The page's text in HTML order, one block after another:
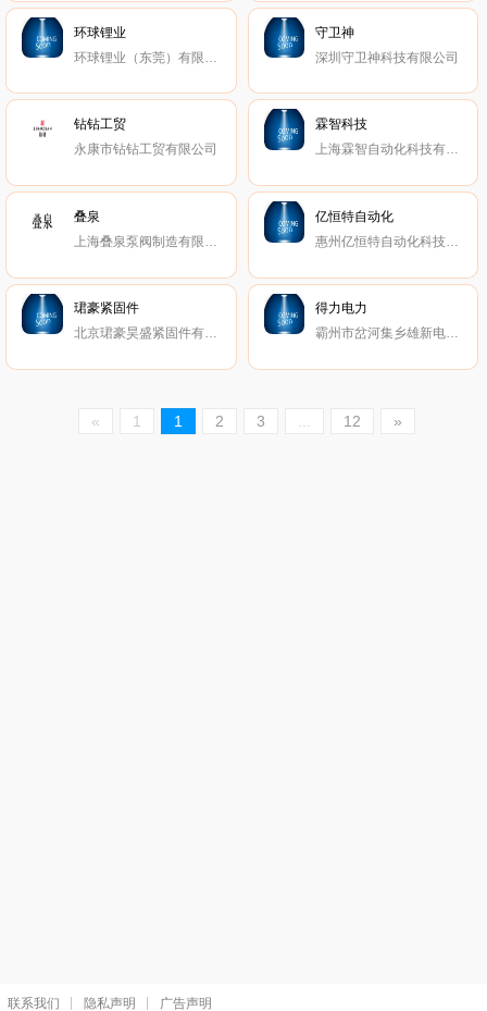
环球锂业
守卫神
深圳守卫神科技有限公司
钻钻工贸
永康市钻钻工贸有限公司
霖智科技
上海霖智自动化科技有限公司
叠泉
上海叠泉泵阀制造有限公司
亿恒特自动化
惠州亿恒特自动化科技有限公司
珺豪紧固件
北京珺豪昊盛紧固件有限公司
得力电力
霸州市岔河集乡雄新电气设备销售中心
« 1 1 2 3 12 »
联系我们 隐私声明 广告声明